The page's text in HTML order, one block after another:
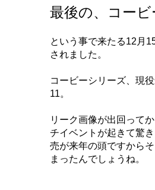
最後の、コービ
という事で来たる12月
されました。
コービーシリーズ、現
11。
リーク画像が出回って
チイベントが起きて驚
売が来年の頭ですから
まったんでしょうね。